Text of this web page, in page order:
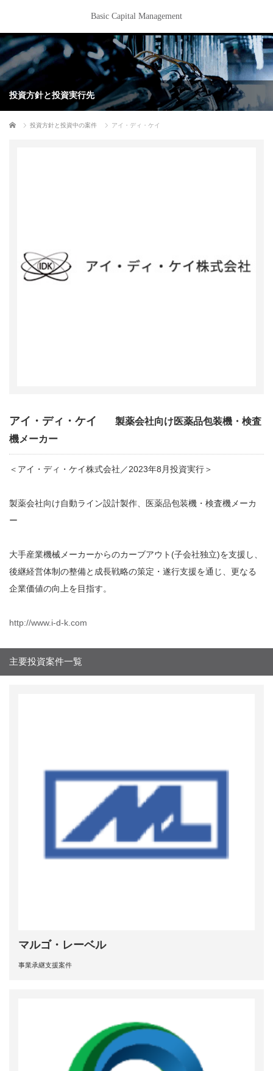
Basic Capital Management
投資方針と投資実行先
ホーム 投資方針と投資中の案件 アイ・ディ・ケイ
アイ・ディ・ケイ
製薬会社向け医薬品包装機・検査
機メーカー
＜アイ・ディ・ケイ株式会社／2023年8月投資実行＞
製薬会社向け自動ライン設計製作、医薬品包装機・検査機メーカ
ー
大手産業機械メーカーからのカーブアウト(子会社独立)を支援し、
後継経営体制の整備と成長戦略の策定・遂行支援を通じ、更なる
企業価値の向上を目指す。
http://www.i-d-k.com
主要投資案件一覧
マルゴ・レーベル
事業承継支援案件